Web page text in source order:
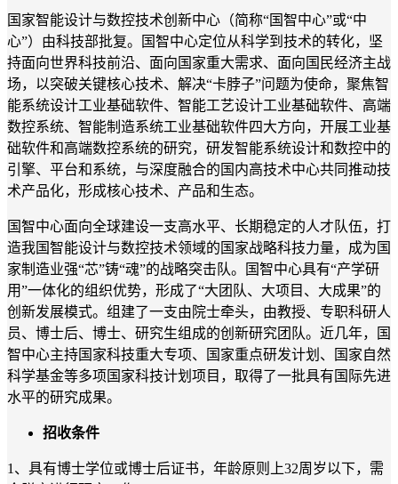
国家智能设计与数控技术创新中心（简称“国智中心”或“中
心”）由科技部批复。国智中心定位从科学到技术的转化，坚
持面向世界科技前沿、面向国家重大需求、面向国民经济主战
场，以突破关键核心技术、解决“卡脖子”问题为使命，聚焦智
能系统设计工业基础软件、智能工艺设计工业基础软件、高端
数控系统、智能制造系统工业基础软件四大方向，开展工业基
础软件和高端数控系统的研究，研发智能系统设计和数控中的
引擎、平台和系统，与深度融合的国内高技术中心共同推动技
术产品化，形成核心技术、产品和生态。
国智中心面向全球建设一支高水平、长期稳定的人才队伍，打
造我国智能设计与数控技术领域的国家战略科技力量，成为国
家制造业强“芯”铸“魂”的战略突击队。国智中心具有“产学研
用”一体化的组织优势，形成了“大团队、大项目、大成果”的
创新发展模式。组建了一支由院士牵头，由教授、专职科研人
员、博士后、博士、研究生组成的创新研究团队。近几年，国
智中心主持国家科技重大专项、国家重点研发计划、国家自然
科学基金等多项国家科技计划项目，取得了一批具有国际先进
水平的研究成果。
招收条件
1 、具有博士学位或博士后证书，年龄原则上32周岁以下，需